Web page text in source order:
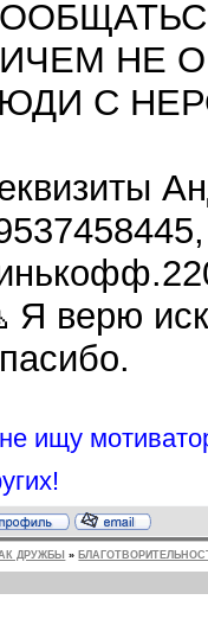
НЕ
С
Я верю
ищу
ДРУЖБЫ »